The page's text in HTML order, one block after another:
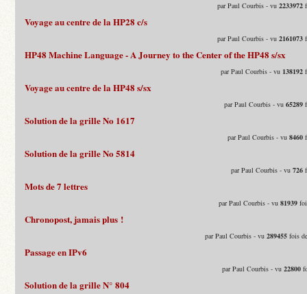
par Paul Courbis - vu2233972
Voyage au centre de la HP28 c/s
par Paul Courbis - vu2161073
HP48 Machine Language - A Journey to the Center of the HP48 s/sx
par Paul Courbis - vu 138192
Voyage au centre de la HP48 s/sx
par Paul Courbis - vu65289
Solution de la grille No 1617
par Paul Courbis - vu8460
Solution de la grille No 5814
par Paul Courbis - vu726
Mots de 7 lettres
par Paul Courbis - vu81939
Chronopost, jamais plus !
par Paul Courbis - vu289455 fois
Passage en IPv6
par Paul Courbis - vu22800
Solution de la grille N° 804